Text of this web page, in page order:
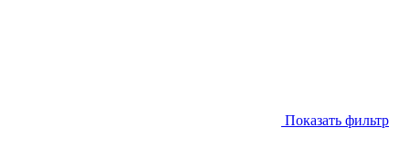
Показать фильтр